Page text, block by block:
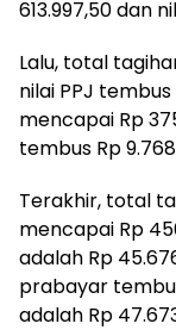
613.997,50 dan
Lalu, total
nilai PPJ tembus
mencapai Rp
tembus Rp
Terakhir, total
mencapai Rp
adalah Rp
prabayar
adalah Rp